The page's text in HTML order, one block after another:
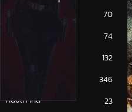
ซีรีย์เกาหลี
70
74
132
346
หนังเกาหลี
23